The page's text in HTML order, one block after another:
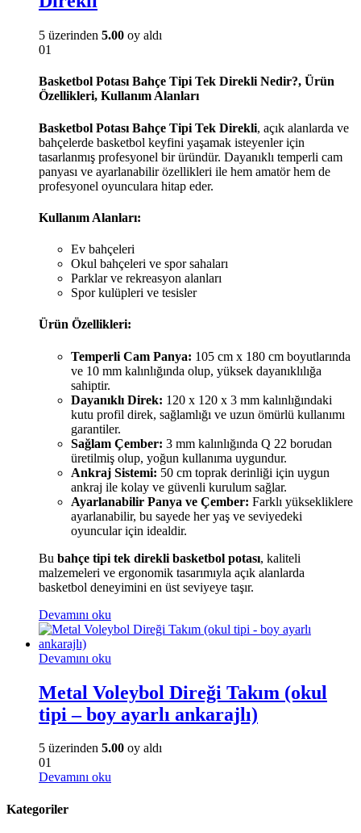
5 üzerinden 5.00 oy aldı
01
Basketbol Potası Bahçe Tipi Tek Direkli Nedir?, Ürün
Özellikleri, Kullanım Alanları
Basketbol Potası Bahçe Tipi Tek Direkli, açık alanlarda ve
bahçelerde basketbol keyfini yaşamak isteyenler için
tasarlanmış profesyonel bir üründür. Dayanıklı temperli cam
panyası ve ayarlanabilir özellikleri ile hem amatör hem de
profesyonel oyunculara hitap eder.
Kullanım Alanları:
Ev bahçeleri
Okul bahçeleri ve spor sahaları
Parklar ve rekreasyon alanları
Spor kulüpleri ve tesisler
Ürün Özellikleri:
Temperli Cam Panya: 105 cm x 180 cm boyutlarında
ve 10 mm kalınlığında olup, yüksek dayanıklılığa
sahiptir.
Dayanıklı Direk: 120 x 120 x 3 mm kalınlığındaki
kutu profil direk, sağlamlığı ve uzun ömürlü kullanımı
garantiler.
Sağlam Çember: 3 mm kalınlığında Q 22 borudan
üretilmiş olup, yoğun kullanıma uygundur.
Ankraj Sistemi: 50 cm toprak derinliği için uygun
ankraj ile kolay ve güvenli kurulum sağlar.
Ayarlanabilir Panya ve Çember: Farklı yüksekliklere
ayarlanabilir, bu sayede her yaş ve seviyedeki
oyuncular için idealdir.
Bu bahçe tipi tek direkli basketbol potası, kaliteli
malzemeleri ve ergonomik tasarımıyla açık alanlarda
basketbol deneyimini en üst seviyeye taşır.
Devamını oku
Devamını oku
Metal Voleybol Direği Takım (okul
tipi – boy ayarlı ankarajlı)
5 üzerinden 5.00 oy aldı
01
Devamını oku
Kategoriler